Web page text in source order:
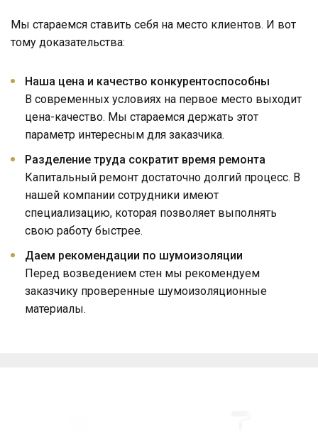
Мы стараемся ставить себя на место клиентов. И вот
тому доказательства:
Наша цена и качество конкурентоспособны
В современных условиях на первое место выходит
цена-качество. Мы стараемся держать этот
параметр интересным для заказчика.
Разделение труда сократит время ремонта
Капитальный ремонт достаточно долгий процесс. В
нашей компании сотрудники имеют
специализацию, которая позволяет выполнять
свою работу быстрее.
Даем рекомендации по шумоизоляции
Перед возведением стен мы рекомендуем
заказчику проверенные шумоизоляционные
материалы.